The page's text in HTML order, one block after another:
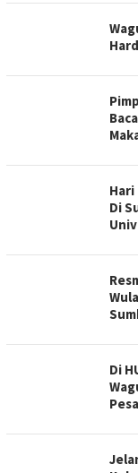
Di
Di